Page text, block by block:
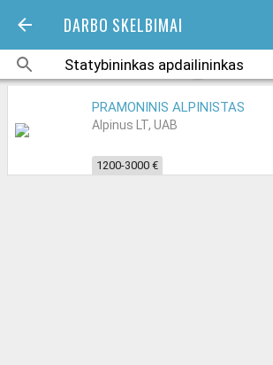
DARBO SKELBIMAI
PRAMONINIS ALPINISTAS
Alpinus LT, UAB
1200-3000 €